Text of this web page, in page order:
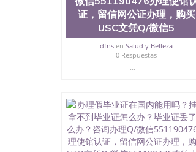
学、化学、英语、社会科学
科、金融专业 1、客户提供
料； 3、留服注册申请账号
5、等待结果，完成结果书
毕业证成绩单所使用的材料
烫金烫银复合重叠。 文字
够在时间掌握的海外学历文
以求达到客户的需求。 我们
优化，为您倾情诠释什么是
成绩单、教育部认证,录取通
证，留信网公证办理，购买
USC文凭Q/微信5
dfns enSalud y Belleza
0 Respuestas
...